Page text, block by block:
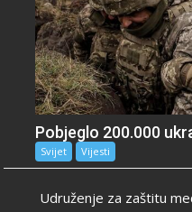
Pobjeglo 200.000
Svijet Vijesti
Udruženje za zaštitu